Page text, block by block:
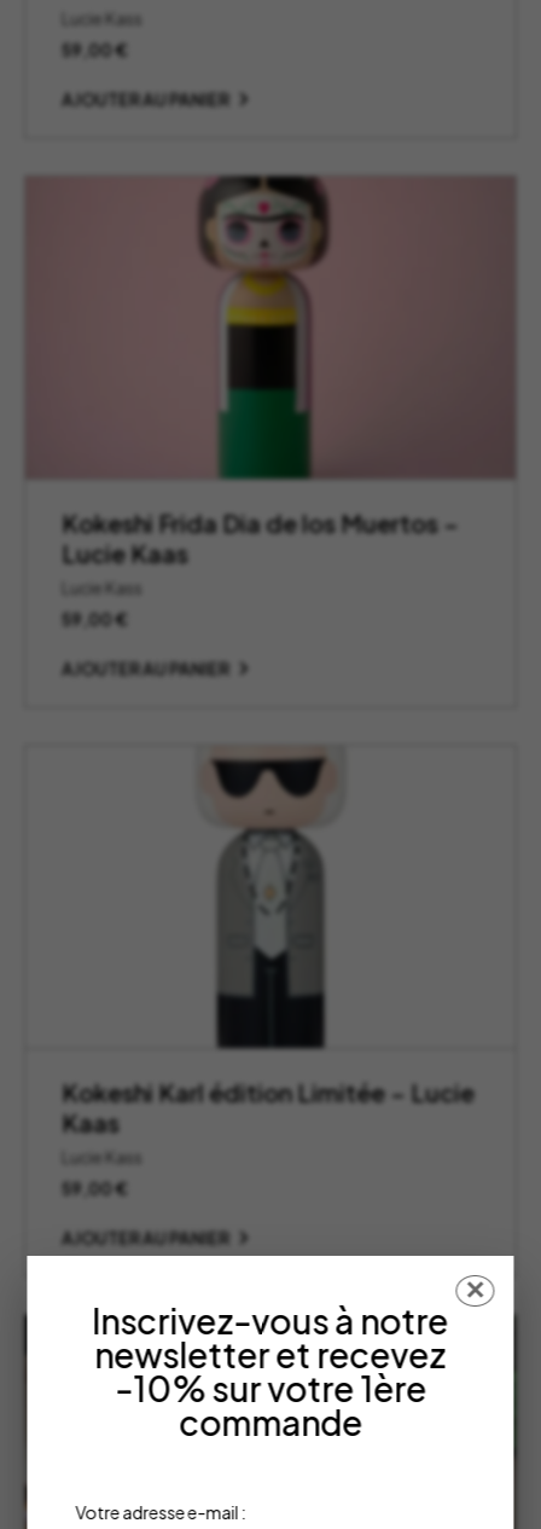
Lucie Kass
59,00€
AJOUTER AU PANIER
Kokeshi Frida Dia de los Muertos –
Lucie Kaas
Lucie Kass
59,00€
AJOUTER AU PANIER
Kokeshi Karl édition Limitée – Lucie
Kaas
Lucie Kass
59,00€
AJOUTER AU PANIER
RUPTURE DE STOCK
Inscrivez-vous à notre
newsletter et recevez
-10% sur votre 1ère
commande
Votre adresse e-mail :
✕